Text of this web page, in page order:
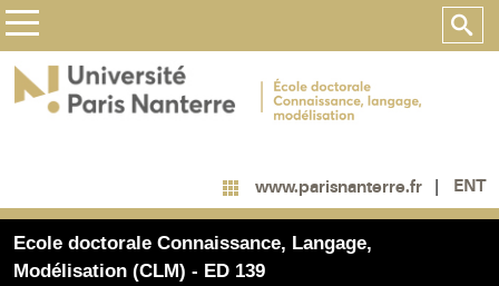
www.parisnanterre.fr ENT
Ecole doctorale Connaissance, Langage,
Modélisation (CLM) - ED 139